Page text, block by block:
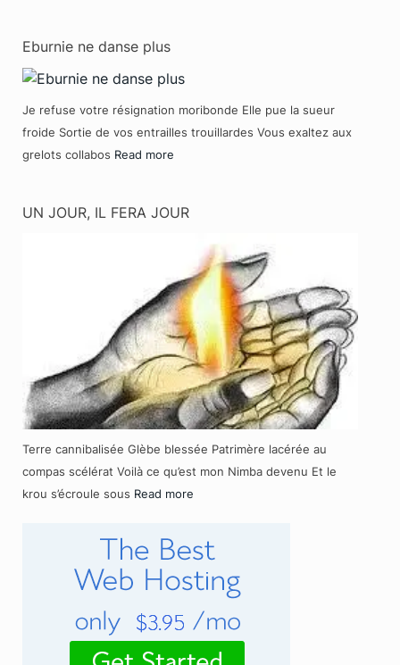
Eburnie ne danse plus
Je refuse votre résignation moribonde Elle pue la sueur
froide Sortie de vos entrailles trouillardes Vous exaltez aux
grelots collabos Read more
UN JOUR, IL FERA JOUR
Terre cannibalisée Glèbe blessée Patrimère lacérée au
compas scélérat Voilà ce qu’est mon Nimba devenu Et le
krou s’écroule sous Read more